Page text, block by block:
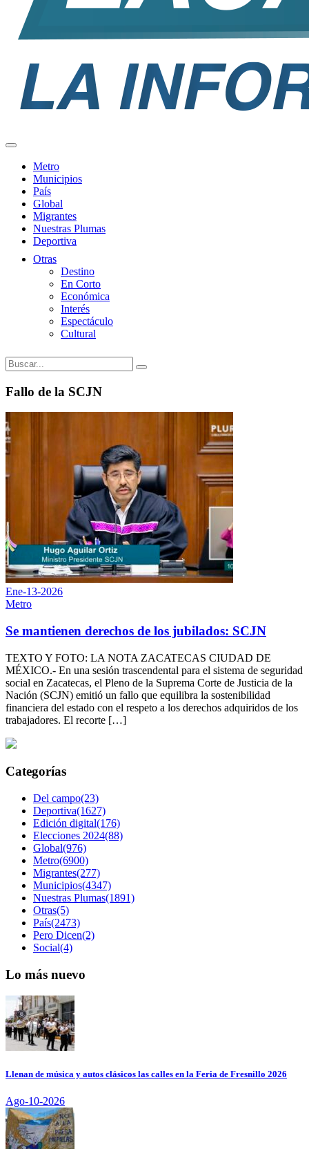
Metro
Municipios
País
Global
Migrantes
Nuestras Plumas
Deportiva
Otras
Destino
En Corto
Económica
Interés
Espectáculo
Cultural
Fallo de la SCJN
Ene-13-2026
Metro
Se mantienen derechos de los jubilados: SCJN
TEXTO Y FOTO: LA NOTA ZACATECAS CIUDAD DE
MÉXICO.- En una sesión trascendental para el sistema de seguridad
social en Zacatecas, el Pleno de la Suprema Corte de Justicia de la
Nación (SCJN) emitió un fallo que equilibra la sostenibilidad
financiera del estado con el respeto a los derechos adquiridos de los
trabajadores. ​El recorte […]
Categorías
Del campo(23)
Deportiva(1627)
Edición digital(176)
Elecciones 2024(88)
Global(976)
Metro(6900)
Migrantes(277)
Municipios(4347)
Nuestras Plumas(1891)
Otras(5)
País(2473)
Pero Dicen(2)
Social(4)
Lo más nuevo
Llenan de música y autos clásicos las calles en la Feria de Fresnillo 2026
Ago-10-2026